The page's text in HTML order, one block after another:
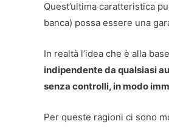
Quest’ultima caratteristica
banca) possa essere una
In realtà l’idea che è alla
indipendente da qualsiasi
senza controlli, in modo
Per queste ragioni ci sono